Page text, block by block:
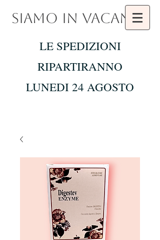
SIAMO IN VACANZA
LE SPEDIZIONI
RIPARTIRANNO
LUNEDI 24 AGOSTO